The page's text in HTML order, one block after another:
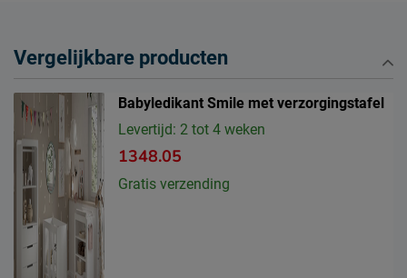
Vergelijkbare producten
Babyledikant Smile met verzorgingstafel
Levertijd: 2 tot 4 weken
1348.05
Gratis verzending